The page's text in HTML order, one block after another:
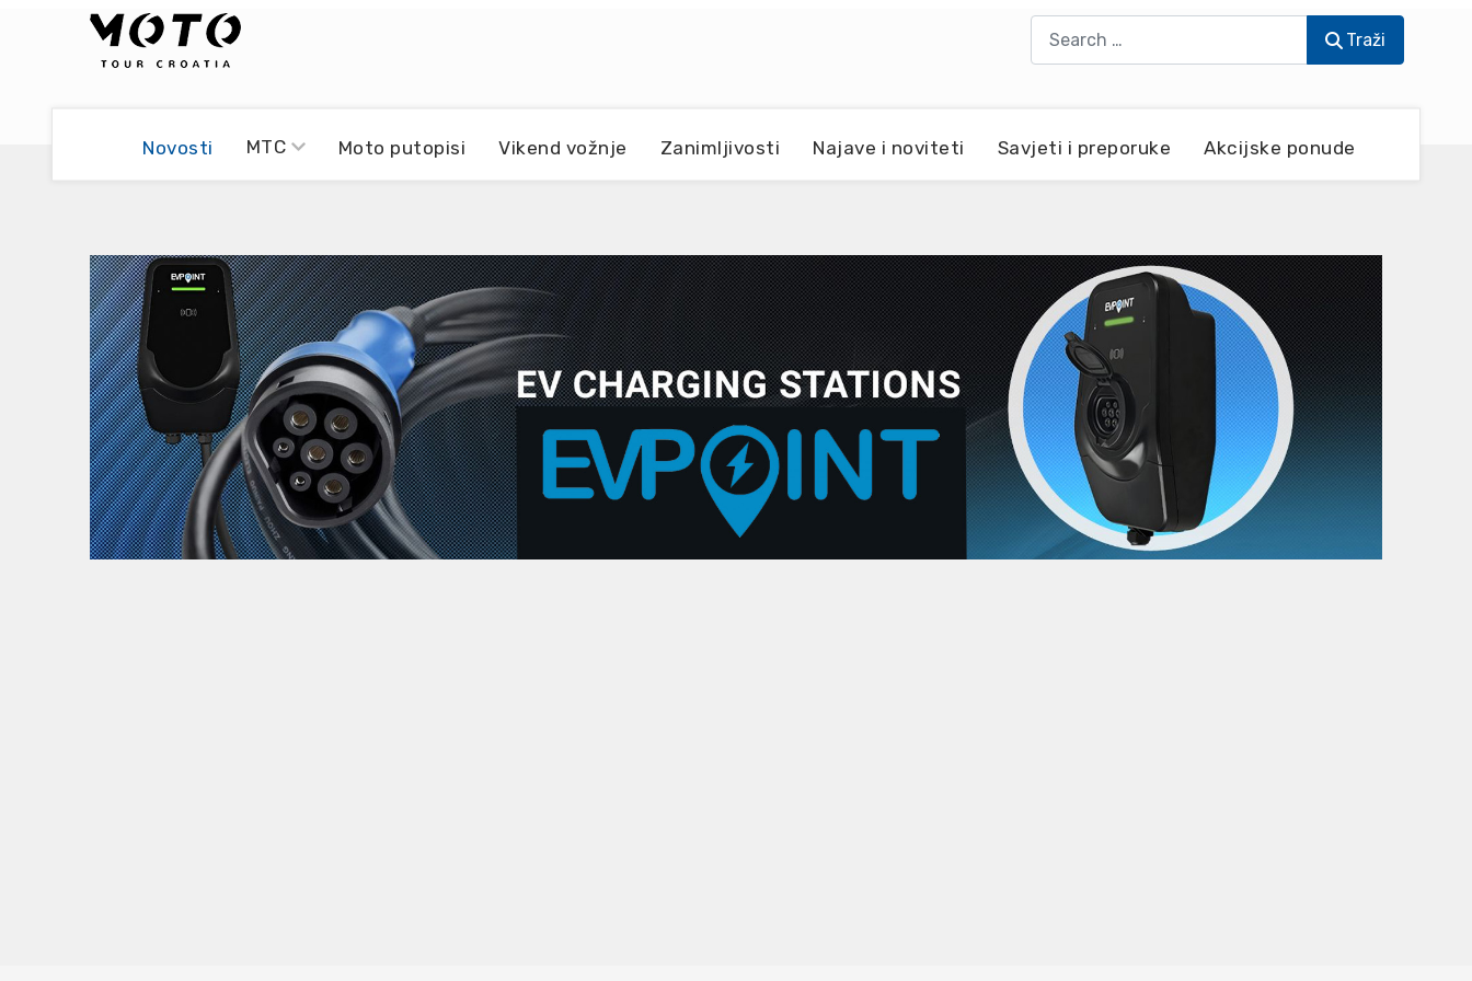
Traži
Novosti MTC Moto putopisi Vikend vožnje Zanimljivosti Najave i noviteti Savjeti i preporuke Akcijske ponude
Moto servisi
Impressum
Damir Pritišanac - Prile
Dario Dinter - Moto TOZ
Igor Kreč - UmPaDrum
Igor Kukec Brmbi
Slaven Gajdek
MTC - Moto Tour Croatia
Moto putopisi
Vikend vožnje
Zanimljivost